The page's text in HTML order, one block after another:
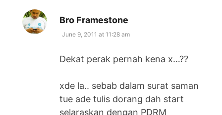
Bro Framestone
June 9, 2011 at 11:28 am
Dekat perak pernah kena x…??
xde la.. sebab dalam surat saman
tue ade tulis dorang dah start
selaraskan dengan PDRM